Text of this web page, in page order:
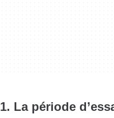
1. La période